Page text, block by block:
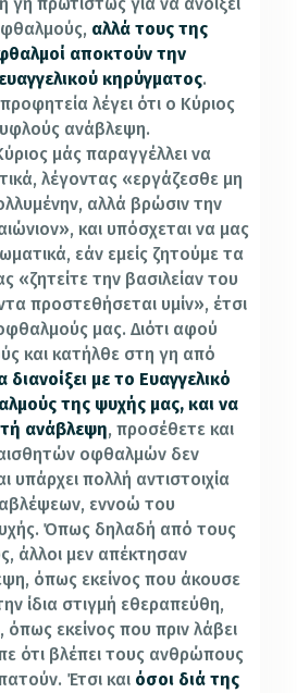
αλλά τους της
αποκτούν την
κηρύγματος.
λέγει ότι ο Κύριος
ανάβλεψη.
μάς παραγγέλλει να
λέγοντας «εργάζεσθε μη
αλλά βρώσιν την
και υπόσχεται να μας
εάν εμείς ζητούμε τα
«ζητείτε την βασιλείαν του
προστεθήσεται υμίν», έτσι
μας. Διότι αφού
και κατήλθε στη γη από
διανοίξει με το Ευαγγελικό
της ψυχής μας, και να
ανάβλεψη, προσέθετε και
οφθαλμών δεν
υπάρχει πολλή αντιστοιχία
εννοώ του
Όπως δηλαδή από τους
άλλοι μεν απέκτησαν
όπως εκείνος που άκουσε
ίδια στιγμή εθεραπεύθη,
όπως εκείνος που πριν λάβει
ότι βλέπει τους ανθρώπους
Έτσι και όσοι διά της